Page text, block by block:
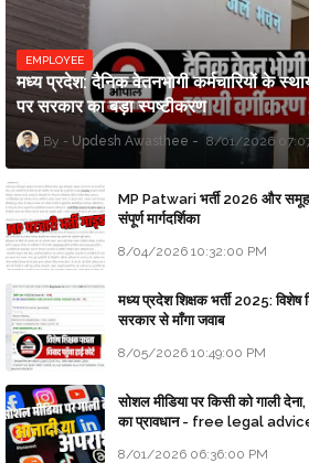
EMPLOYEE
मध्य प्रदेश: दैनिक वेतनभोगी कर्मचारियों के
पर सरकार का बड़ा स्पष्टीकरण
Updesh Awasthee 8/01/2026
MP Patwari भर्ती 2026 और
संपूर्ण मार्गदर्शिका
8/04/2026 10:32:00 PM
मध्य प्रदेश शिक्षक भर्ती 2025: विशेष
सरकार से माँगा जवाब
8/05/2026 10:49:00 PM
सोशल मीडिया पर किसी को गाली
का प्रावधान - free legal
8/01/2026 06:36:00 PM